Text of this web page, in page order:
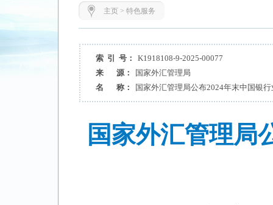
主页> 特色服务
索 引 号：
K1918108-9-2025-00077
来 源：
国家外汇管理局
名 称：
国家外汇管理局公布2024年末中国银
国家外汇管理局